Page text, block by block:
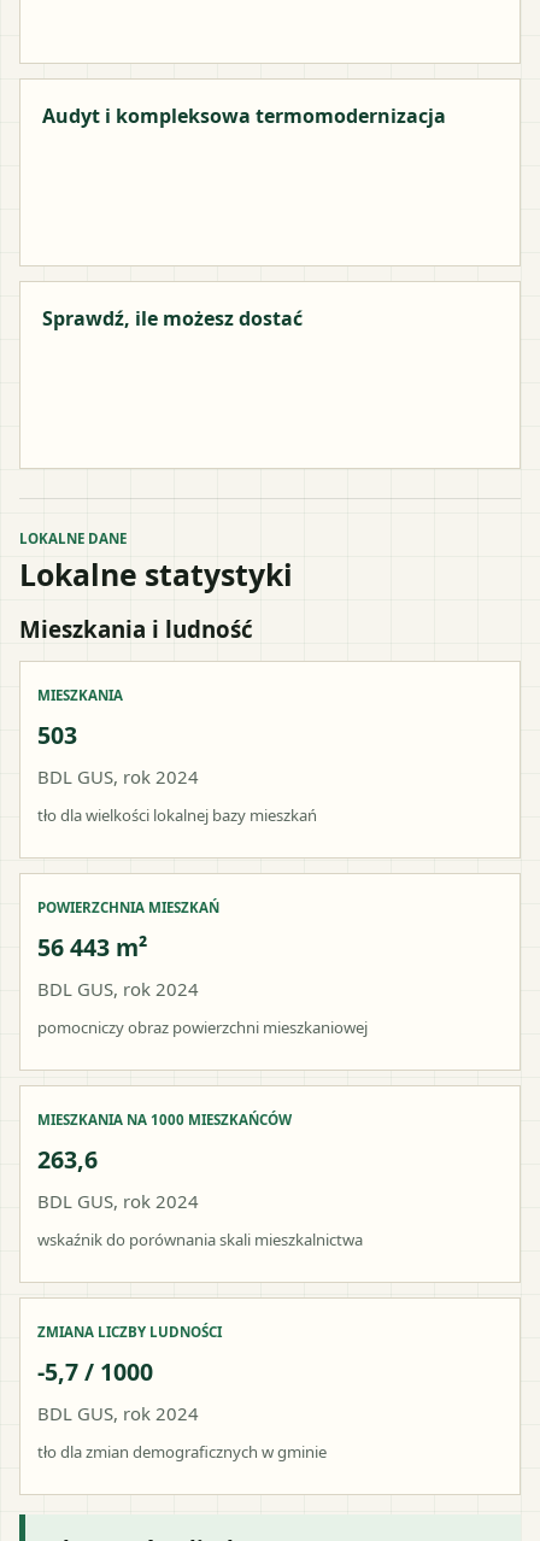
Audyt i kompleksowa termomodernizacja
Sprawdź, ile możesz dostać
LOKALNE DANE
Lokalne statystyki
Mieszkania i ludność
MIESZKANIA
503
BDL GUS, rok 2024
tło dla wielkości lokalnej bazy mieszkań
POWIERZCHNIA MIESZKAŃ
56 443 m²
BDL GUS, rok 2024
pomocniczy obraz powierzchni mieszkaniowej
MIESZKANIA NA 1000 MIESZKAŃCÓW
263,6
BDL GUS, rok 2024
wskaźnik do porównania skali mieszkalnictwa
ZMIANA LICZBY LUDNOŚCI
-5,7 / 1000
BDL GUS, rok 2024
tło dla zmian demograficznych w gminie